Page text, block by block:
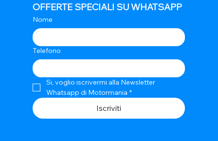
OFFERTE SPECIALI SU WHATSAPP
Nome
Telefono
Si, voglio iscrivermi alla Newsletter
Whatsapp di Motormania *
Iscriviti